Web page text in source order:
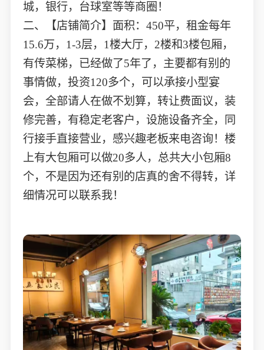
城，银行，台球室等等商圈！
二、【店铺简介】面积：450平，租金每年
15.6万，1-3层，1楼大厅，2楼和3楼包厢，
有传菜梯，已经做了5年了，主要都有别的
事情做，投资120多个，可以承接小型宴
会，全部请人在做不划算，转让费面议，装
修完善，有稳定老客户，设施设备齐全，同
行接手直接营业，感兴趣老板来电咨询！楼
上有大包厢可以做20多人，总共大小包厢8
个，不是因为还有别的店真的舍不得转，详
细情况可以联系我！